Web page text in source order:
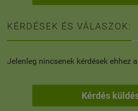
KÉRDÉSEK ÉS VÁLASZOK:
Jelenleg nincsenek kérdések ehhez
Kérdés